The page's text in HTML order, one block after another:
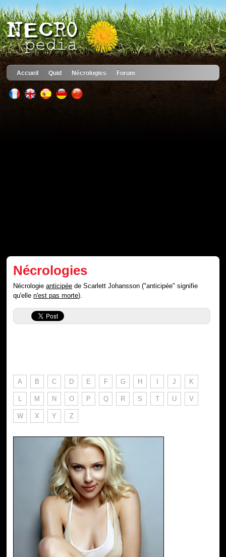
Accueil Quid Nécrologies Forum
Nécrologies
Nécrologieanticipée de Scarlett Johansson ("anticipée" signifie
qu'ellen'est pas morte).
A B C D E F G H I J K
L M N O P Q R S T U V
W X Y Z